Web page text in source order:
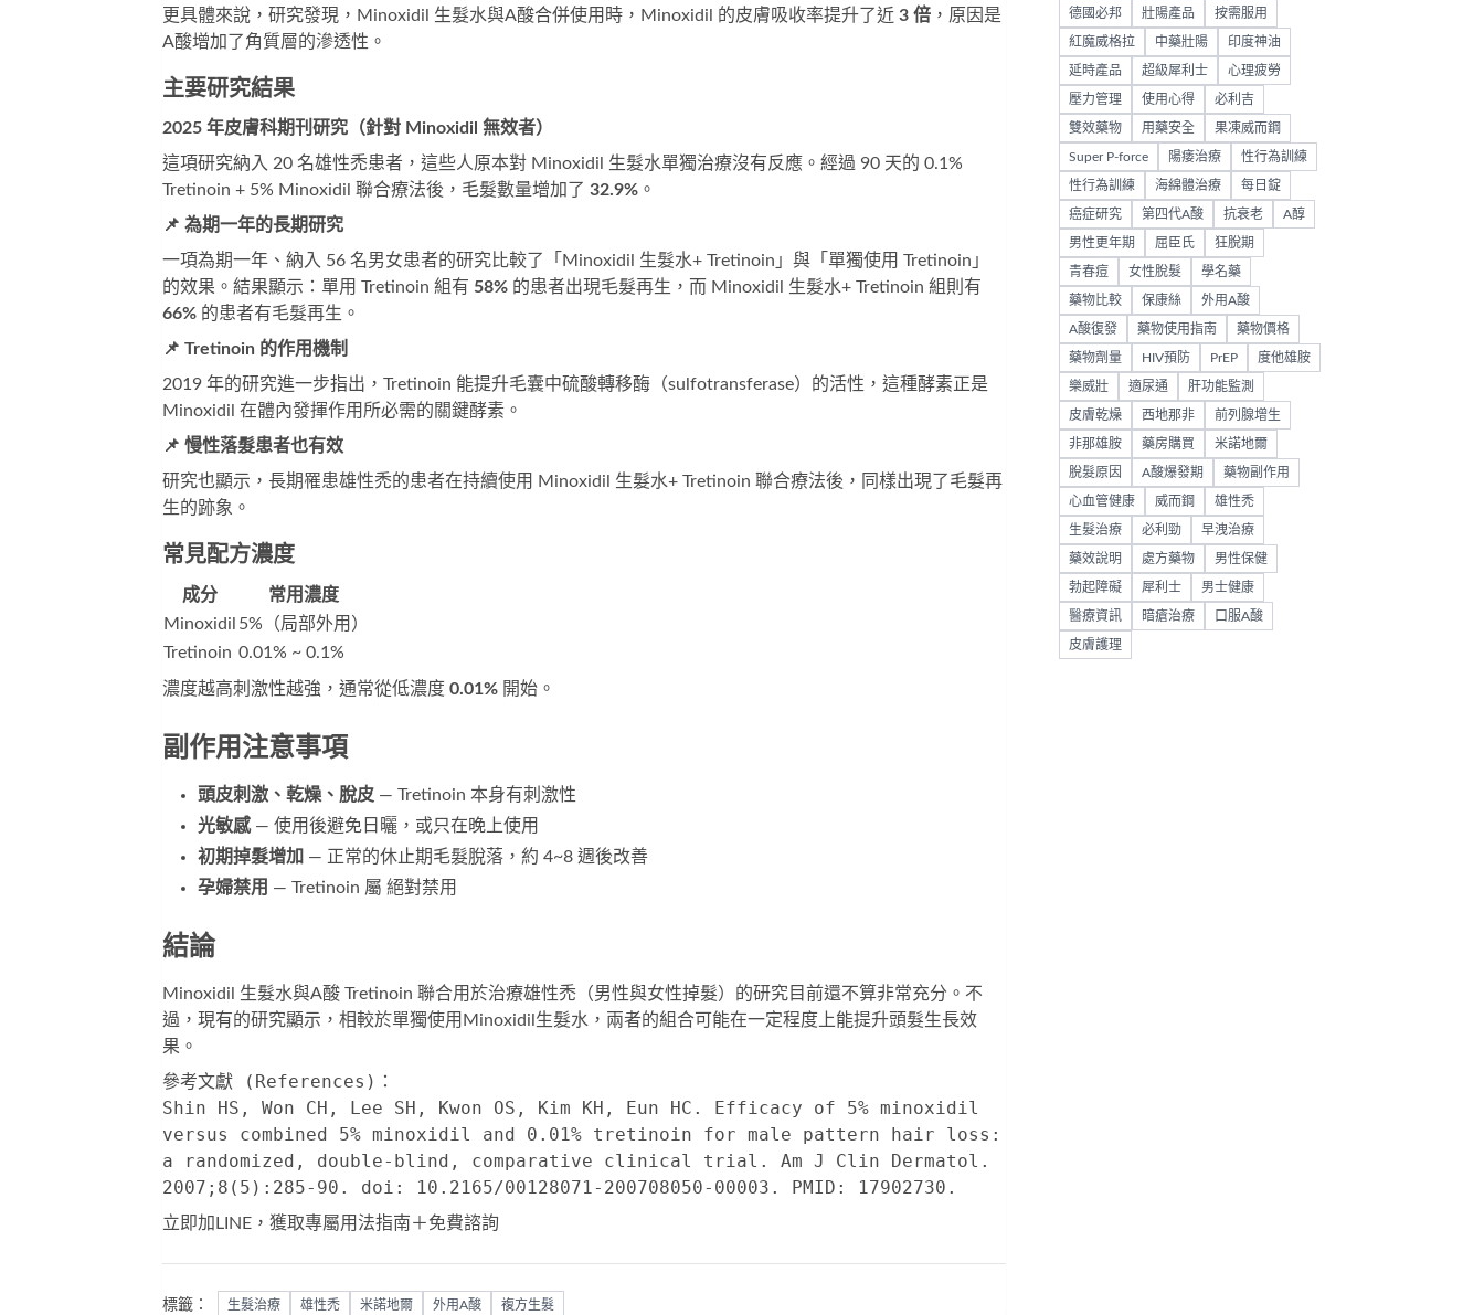
更具體來說，研究發現，Minoxidil 生髮水與A酸合併使用時，Minoxidil 的皮膚吸收率提升了近 3 倍 ，原因是
A酸增加了角質層的滲透性。
主要研究結果
2025 年皮膚科期刊研究（針對 Minoxidil 無效者）
這項研究納入 20 名雄性禿患者，這些人原本對 Minoxidil 生髮水單獨治療沒有反應。經過 90 天的 0.1%
Tretinoin + 5% Minoxidil 聯合療法後，毛髮數量增加了 32.9% 。
📌 為期一年的長期研究
一項為期一年、納入 56 名男女患者的研究比較了「Minoxidil 生髮水+ Tretinoin」與「單獨使用 Tretinoin」
的效果。結果顯示：單用 Tretinoin 組有 58% 的患者出現毛髮再生，而 Minoxidil 生髮水+ Tretinoin 組則有
66% 的患者有毛髮再生。
📌 Tretinoin 的作用機制
2019 年的研究進一步指出，Tretinoin 能提升毛囊中硫酸轉移酶（sulfotransferase）的活性，這種酵素正是
Minoxidil 在體內發揮作用所必需的關鍵酵素。
📌 慢性落髮患者也有效
研究也顯示，長期罹患雄性禿的患者在持續使用 Minoxidil 生髮水+ Tretinoin 聯合療法後，同樣出現了毛髮再
生的跡象。
常見配方濃度
成分
常用濃度
Minoxidil 5%（局部外用）
Tretinoin 0.01% ~ 0.1%
濃度越高刺激性越強，通常從低濃度 0.01% 開始。
副作用注意事項
頭皮刺激、乾燥、脫皮 — Tretinoin 本身有刺激性
光敏感— 使用後避免日曬，或只在晚上使用
初期掉髮增加 — 正常的休止期毛髮脫落，約 4~8 週後改善
孕婦禁用 — Tretinoin 屬 絕對禁用
結論
Minoxidil 生髮水與A酸 Tretinoin 聯合用於治療雄性禿（男性與女性掉髮）的研究目前還不算非常充分。不
過，現有的研究顯示，相較於單獨使用Minoxidil生髮水，兩者的組合可能在一定程度上能提升頭髮生長效
果。
參考文獻 (References)：
Shin HS, Won CH, Lee SH, Kwon OS, Kim KH, Eun HC. Efficacy of 5% minoxidil
versus combined 5% minoxidil and 0.01% tretinoin for male pattern hair loss:
a randomized, double-blind, comparative clinical trial. Am J Clin Dermatol.
2007;8(5):285-90. doi: 10.2165/00128071-200708050-00003. PMID: 17902730.
立即加LINE，獲取專屬用法指南＋免費諮詢
標籤： 生髮治療 雄性禿 米諾地爾 外用A酸 複方生髮
德國必邦 壯陽產品 按需服用
紅魔威格拉 中藥壯陽 印度神油
延時產品 超級犀利士 心理疲勞
壓力管理 使用心得 必利吉
雙效藥物 用藥安全 果凍威而鋼
Super P-force 陽痿治療 性行為訓練
性行為訓練 海綿體治療 每日錠
癌症研究 第四代A酸 抗衰老 A醇
男性更年期 屈臣氏 狂脫期
青春痘 女性脫髮 學名藥
藥物比較 保康絲 外用A酸
A酸復發 藥物使用指南 藥物價格
藥物劑量 HIV預防 PrEP 度他雄胺
樂威壯 適尿通 肝功能監測
皮膚乾燥 西地那非 前列腺增生
非那雄胺 藥房購買 米諾地爾
脫髮原因 A酸爆發期 藥物副作用
心血管健康 威而鋼 雄性禿
生髮治療 必利勁 早洩治療
藥效說明 處方藥物 男性保健
勃起障礙 犀利士 男士健康
醫療資訊 暗瘡治療 口服A酸
皮膚護理